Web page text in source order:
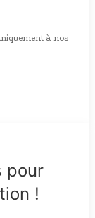
à nos
pour
!